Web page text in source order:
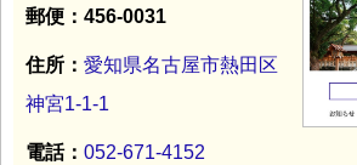
郵便：456-0031
住所： 愛知県名古屋市熱田区
神宮1-1-1
電話： 052-671-4152